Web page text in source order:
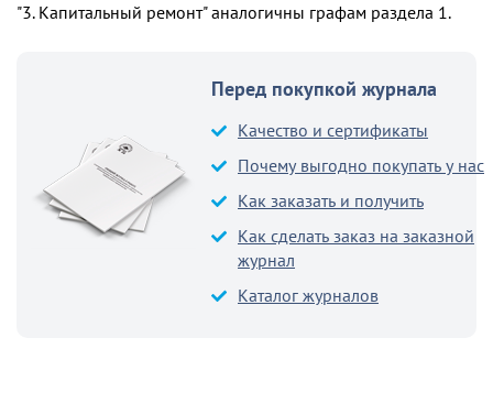
"3. Капитальный ремонт" аналогичны графам раздела 1.
Перед покупкой журнала
Качество и сертификаты
Почему выгодно покупать у нас
Как заказать и получить
Как сделать заказ на заказной
журнал
Каталог журналов